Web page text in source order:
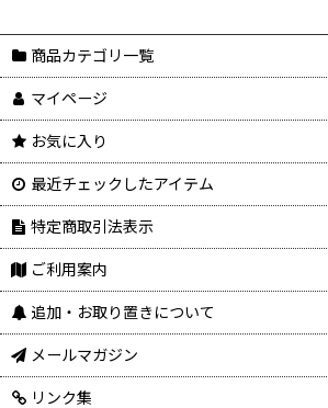
商品カテゴリ一覧
マイページ
お気に入り
最近チェックしたアイテム
特定商取引法表示
ご利用案内
追加・お取り置きについて
メールマガジン
リンク集